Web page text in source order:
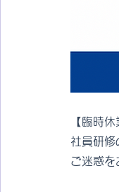
【臨時
社員研修
ご迷惑を